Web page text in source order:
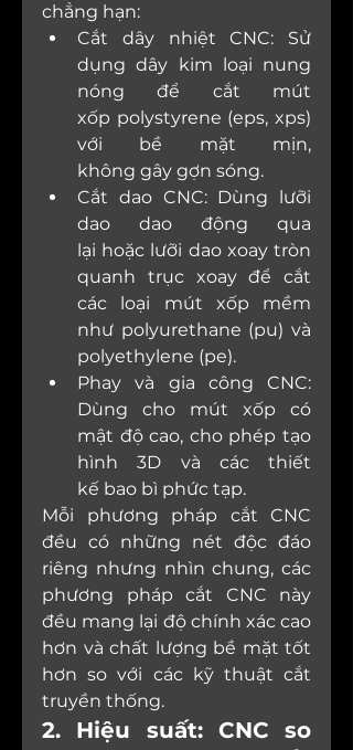
chẳng hạn:
Cắt dây nhiệt CNC: Sử
dụng dây kim loại nung
nóng để cắt mút
xốp polystyrene (eps, xps)
với bề mặt mịn,
không gây gợn sóng.
Cắt dao CNC: Dùng lưỡi
dao dao động qua
lại hoặc lưỡi dao xoay tròn
quanh trục xoay để cắt
các loại mút xốp mềm
như polyurethane (pu) và
polyethylene (pe).
Phay và gia công CNC:
Dùng cho mút xốp có
mật độ cao, cho phép tạo
hình 3D và các thiết
kế bao bì phức tạp.
Mỗi phương pháp cắt CNC
đều có những nét độc đáo
riêng nhưng nhìn chung, các
phương pháp cắt CNC này
đều mang lại độ chính xác cao
hơn và chất lượng bề mặt tốt
hơn so với các kỹ thuật cắt
truyền thống.
2. Hiệu suất: CNC so